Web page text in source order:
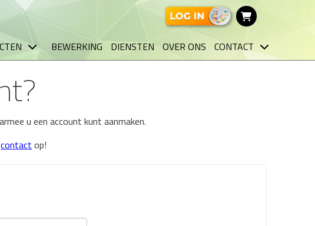
BEWERKING DIENSTEN OVER ONS CONTACT
u een account kunt aanmaken.
contact op!